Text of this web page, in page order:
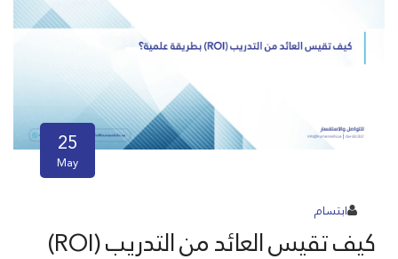
25
May
ابتسام
كيف تقيس العائد من التدريب (ROI)